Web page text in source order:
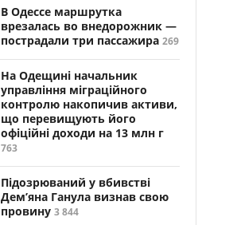
В Одессе маршрутка
врезалась во внедорожник —
пострадали три пассажира 269
На Одещині начальник
управління міграційного
контролю накопичив активи,
що перевищують його
офіційні доходи на 13 млн г
763
Підозрюваний у вбивстві
Дем’яна Ганула визнав свою
провину 3 844